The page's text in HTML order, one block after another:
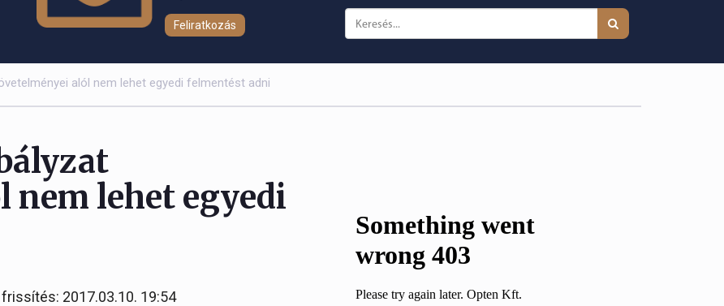
Feliratkozás
alól nem lehet egyedi felmentést adni
nem lehet egyedi
2017.03.10. 19:54